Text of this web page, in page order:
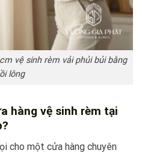
vệ sinh rèm vải phủi bủi bằng
lông
hàng vệ sinh rèm tại
cho một cửa hàng chuyên